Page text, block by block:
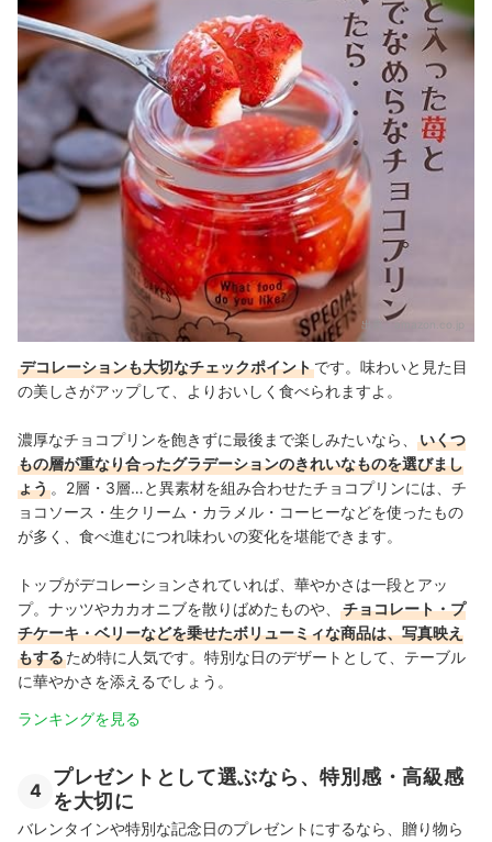
出典：amazon.co.jp
デコレーションも大切なチェックポイントです。味わいと見た目
の美しさがアップして、よりおいしく食べられますよ。
濃厚なチョコプリンを飽きずに最後まで楽しみたいなら、
いくつ
もの層が重なり合ったグラデーションのきれいなものを選びまし
ょう 。2層・3層…と異素材を組み合わせたチョコプリンには、チ
ョコソース・生クリーム・カラメル・コーヒーなどを使ったもの
が多く、食べ進むにつれ味わいの変化を堪能できます。
トップがデコレーションされていれば、華やかさは一段とアッ
プ。ナッツやカカオニブを散りばめたものや、
チョコレート・プ
チケーキ・ベリーなどを乗せたボリューミィな商品は、写真映え
もするため特に人気です。特別な日のデザートとして、テーブル
に華やかさを添えるでしょう。
ランキングを見る
4
プレゼントとして選ぶなら、特別感・高級感
を大切に
バレンタインや特別な記念日のプレゼントにするなら、贈り物ら